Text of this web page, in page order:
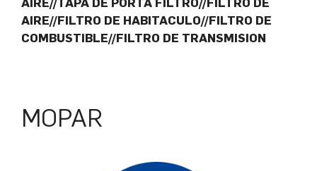
AIRE//TAPA DE PORTA FILTRO//FILTRO DE
AIRE//FILTRO DE HABITACULO//FILTRO DE
COMBUSTIBLE//FILTRO DE TRANSMISION
MOPAR